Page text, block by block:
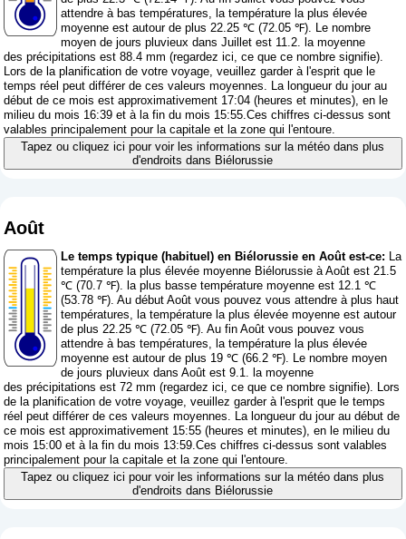
attendre à bas températures, la température la plus élevée
moyenne est autour de plus 22.25 ℃ (72.05 ℉). Le nombre
moyen de jours pluvieux dans Juillet est 11.2. la moyenne
des précipitations est 88.4 mm (regardez ici, ce que ce nombre signifie).
Lors de la planification de votre voyage, veuillez garder à l'esprit que le
temps réel peut différer de ces valeurs moyennes. La longueur du jour au
début de ce mois est approximativement 17:04 (heures et minutes), en le
milieu du mois 16:39 et à la fin du mois 15:55.Ces chiffres ci-dessus sont
valables principalement pour la capitale et la zone qui l'entoure.
Tapez ou cliquez ici pour voir les informations sur la météo dans plus
d'endroits dans Biélorussie
Août
Le temps typique (habituel) en Biélorussie en Août est-ce: La
température la plus élevée moyenne Biélorussie à Août est 21.5
℃ (70.7 ℉). la plus basse température moyenne est 12.1 ℃
(53.78 ℉). Au début Août vous pouvez vous attendre à plus haut
températures, la température la plus élevée moyenne est autour
de plus 22.25 ℃ (72.05 ℉). Au fin Août vous pouvez vous
attendre à bas températures, la température la plus élevée
moyenne est autour de plus 19 ℃ (66.2 ℉). Le nombre moyen
de jours pluvieux dans Août est 9.1. la moyenne
des précipitations est 72 mm (regardez ici, ce que ce nombre signifie). Lors
de la planification de votre voyage, veuillez garder à l'esprit que le temps
réel peut différer de ces valeurs moyennes. La longueur du jour au début de
ce mois est approximativement 15:55 (heures et minutes), en le milieu du
mois 15:00 et à la fin du mois 13:59.Ces chiffres ci-dessus sont valables
principalement pour la capitale et la zone qui l'entoure.
Tapez ou cliquez ici pour voir les informations sur la météo dans plus
d'endroits dans Biélorussie